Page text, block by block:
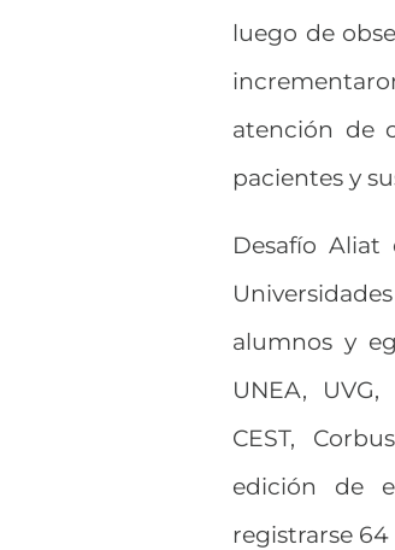
luego de
atención de
pacientes y
Desafío
alumnos y
UNEA,
CEST,
edición de
registrarse